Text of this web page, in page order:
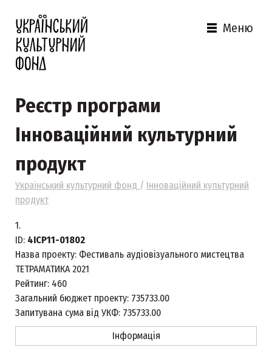
Меню
Реєстр програми
Інноваційний культурний
продукт
Український культурний фонд / Інноваційний культурний
продукт
1.
ID: 4ICP11-01802
Назва проекту: Фестиваль аудіовізуального мистецтва
ТЕТРАМАТИКА 2021
Рейтинг: 460
Загальний бюджет проекту: 735733.00
Запитувана сума від УКФ: 735733.00
Інформація